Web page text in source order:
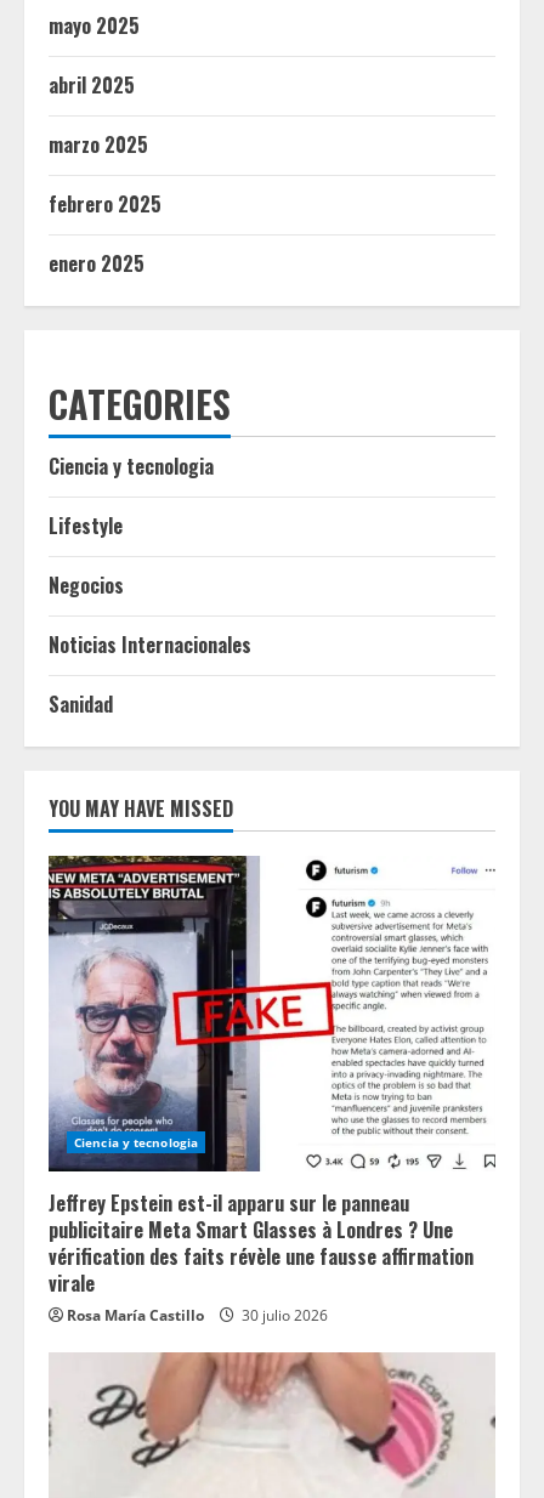
mayo 2025
abril 2025
marzo 2025
febrero 2025
enero 2025
CATEGORIES
Ciencia y tecnologia
Lifestyle
Negocios
Noticias Internacionales
Sanidad
YOU MAY HAVE MISSED
Ciencia y tecnologia
Jeffrey Epstein est-il apparu sur le panneau
publicitaire Meta Smart Glasses à Londres ? Une
vérification des faits révèle une fausse affirmation
virale
Rosa María Castillo 30 julio 2026